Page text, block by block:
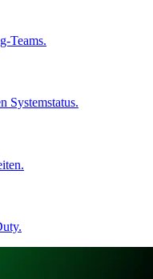
Teams.
Systemstatus.